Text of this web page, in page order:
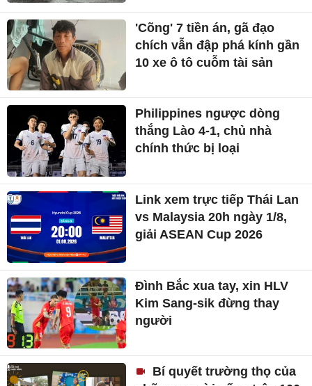
'Cõng' 7 tiền án, gã đạo
chích vẫn đập phá kính gần
10 xe ô tô cuỗm tài sản
Philippines ngược dòng
thắng Lào 4-1, chủ nhà
chính thức bị loại
Link xem trực tiếp Thái Lan
vs Malaysia 20h ngày 1/8,
giải ASEAN Cup 2026
Đình Bắc xua tay, xin HLV
Kim Sang-sik đừng thay
người
Bí quyết trường thọ của